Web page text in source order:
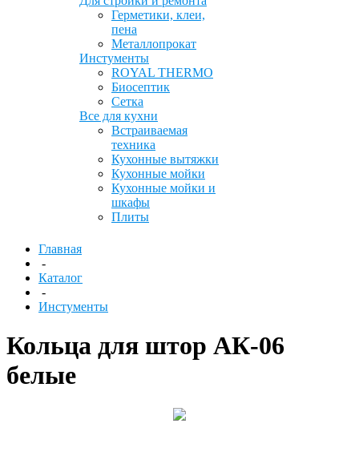
Герметики, клеи,
пена
Металлопрокат
Инстументы
ROYAL THERMO
Биосептик
Сетка
Все для кухни
Встраиваемая
техника
Кухонные вытяжки
Кухонные мойки
Кухонные мойки и
шкафы
Плиты
Главная
-
Каталог
-
Инстументы
Кольца для штор АК-06
белые